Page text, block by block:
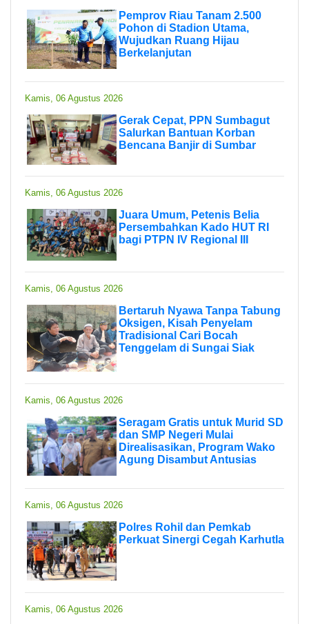
Pemprov Riau Tanam 2.500
Pohon di Stadion Utama,
Wujudkan Ruang Hijau
Berkelanjutan
Kamis, 06 Agustus 2026
Gerak Cepat, PPN Sumbagut
Salurkan Bantuan Korban
Bencana Banjir di Sumbar
Kamis, 06 Agustus 2026
Juara Umum, Petenis Belia
Persembahkan Kado HUT RI
bagi PTPN IV Regional III
Kamis, 06 Agustus 2026
Bertaruh Nyawa Tanpa Tabung
Oksigen, Kisah Penyelam
Tradisional Cari Bocah
Tenggelam di Sungai Siak
Kamis, 06 Agustus 2026
Seragam Gratis untuk Murid SD
dan SMP Negeri Mulai
Direalisasikan, Program Wako
Agung Disambut Antusias
Kamis, 06 Agustus 2026
Polres Rohil dan Pemkab
Perkuat Sinergi Cegah Karhutla
Kamis, 06 Agustus 2026